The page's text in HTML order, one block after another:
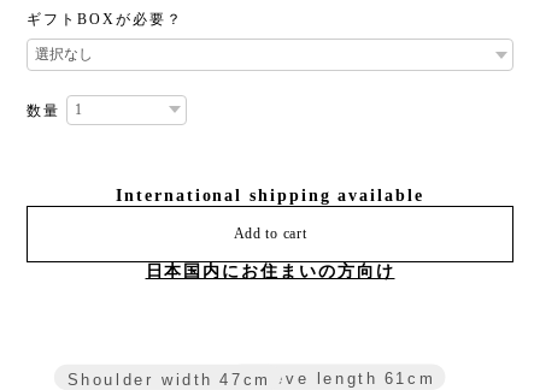
ギフトBOXが必要？
数量
International shipping available
Add to cart
日本国内にお住まいの方向け
Sleeve length 61cm
Shoulder width 47cm